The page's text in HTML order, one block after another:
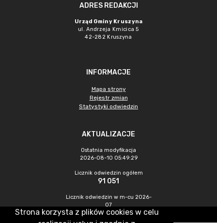
ADRES REDAKCJI
Urząd Gminy Kruszyna
ul. Andrzeja Kmicica 5
42-282 Kruszyna
INFORMACJE
Mapa strony
Rejestr zmian
Statystyki odwiedzin
AKTUALIZACJE
Ostatnia modyfikacja
2026-08-10 05:49:29
Licznik odwiedzin ogółem
91 051
Licznik odwiedzin w m-cu 2026-
07
538
Strona korzysta z plików cookies w celu